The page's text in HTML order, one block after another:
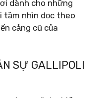
dành cho những
tầm nhìn dọc theo
cảng cũ của
SỰ GALLIPOLI